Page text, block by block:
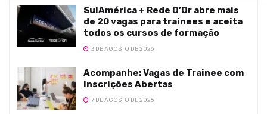
SulAmérica + Rede D’Or abre mais
de 20 vagas para trainees e aceita
todos os cursos de formação
3 DE AGOSTO DE 2026
Acompanhe: Vagas de Trainee com
Inscrições Abertas
7 DE AGOSTO DE 2026